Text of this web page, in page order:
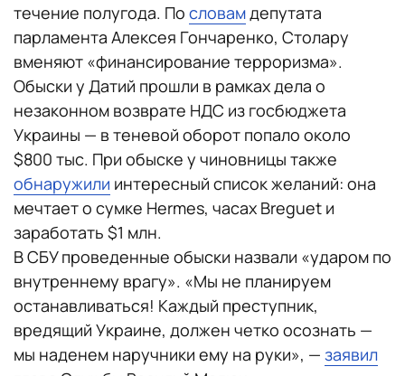
течение полугода. По словам депутата
парламента Алексея Гончаренко, Столару
вменяют «финансирование терроризма».
Обыски у Датий прошли ​​в рамках дела о
незаконном возврате НДС из госбюджета
Украины — в теневой оборот попало около
$800 тыс. При обыске у чиновницы также
обнаружили интересный список желаний: она
мечтает о сумке Hermes, часах Breguet и
заработать $1 млн.
В СБУ проведенные обыски назвали «ударом по
внутреннему врагу». «Мы не планируем
останавливаться! Каждый преступник,
вредящий Украине, должен четко осознать —
мы наденем наручники ему на руки», — заявил